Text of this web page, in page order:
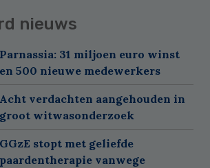
nieuws
Parnassia: 31 miljoen euro winst
en 500 nieuwe medewerkers
Acht verdachten aangehouden in
groot witwasonderzoek
GGzE stopt met geliefde
paardentherapie vanwege